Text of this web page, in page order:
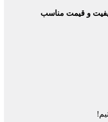
و قیمت مناسب